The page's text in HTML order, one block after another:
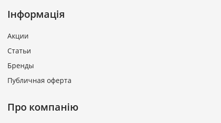
Інформація
Акции
Статьи
Бренды
Публичная оферта
Про компанію